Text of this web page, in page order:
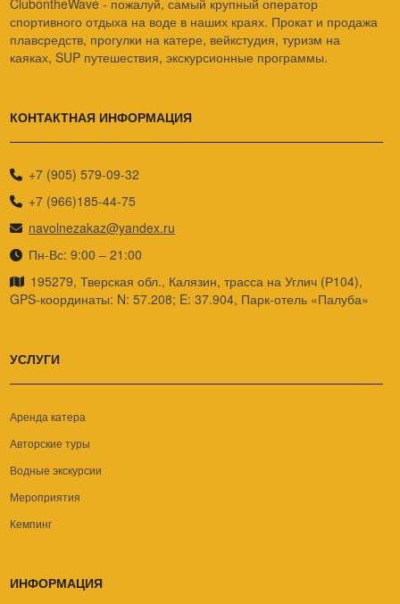
ClubontheWave - пожалуй, самый крупный оператор
спортивного отдыха на воде в наших краях. Прокат и продажа
плавсредств, прогулки на катере, вейкстудия, туризм на
каяках, SUP путешествия, экскурсионные программы.
КОНТАКТНАЯ ИНФОРМАЦИЯ
+7 (905) 579-09-32
+7 (966)185-44-75
navolnezakaz@yandex.ru
Пн-Вс: 9:00 – 21:00
195279, Тверская обл., Калязин, трасса на Углич (Р104),
GPS-координаты: N: 57.208; E: 37.904, Парк-отель «Палуба»
УСЛУГИ
Аренда катера
Авторские туры
Водные экскурсии
Мероприятия
Кемпинг
ИНФОРМАЦИЯ